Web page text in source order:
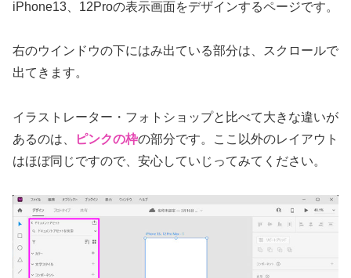
iPhone13、12Proの表示画面をデザインするページです。
右のウインドウの下にはみ出ている部分は、スクロールで
出てきます。
イラストレーター・フォトショップと比べて大きな違いが
あるのは、
ピンクの枠の部分です。ここ以外のレイアウト
はほぼ同じですので、安心していじってみてください。